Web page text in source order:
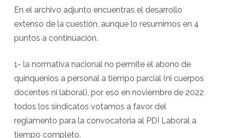
En el archivo adjunto encuentras el desarrollo
extenso de la cuestión, aunque lo resumimos en 4
puntos a continuación.
1- la normativa nacional no permite el abono de
quinquenios a personal a tiempo parcial (ni cuerpos
docentes ni laboral), por eso en noviembre de 2022
todos los sindicatos votamos a favor del
reglamento para la convocatoria al PDI Laboral a
tiempo completo.